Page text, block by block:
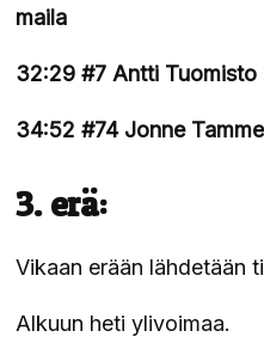
maila
32:29 #7 Antti Tuomisto
34:52 #74 Jonne
3. erä:
Vikaan erään lähdetään
Alkuun heti ylivoimaa.